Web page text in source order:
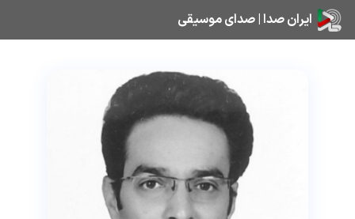
ایران صدا | صدای موسیقی